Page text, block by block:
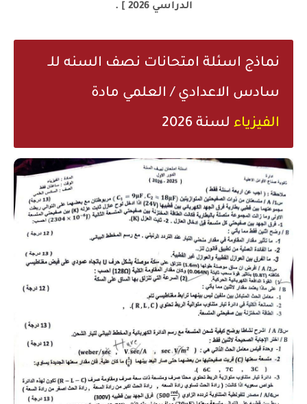
الدراسي 2026 ] .
نماذج اسئلة امتحانات نصف السنه للـ
سادس الاعدادي / العلمي مادة
الفيزياء لسنة 2026